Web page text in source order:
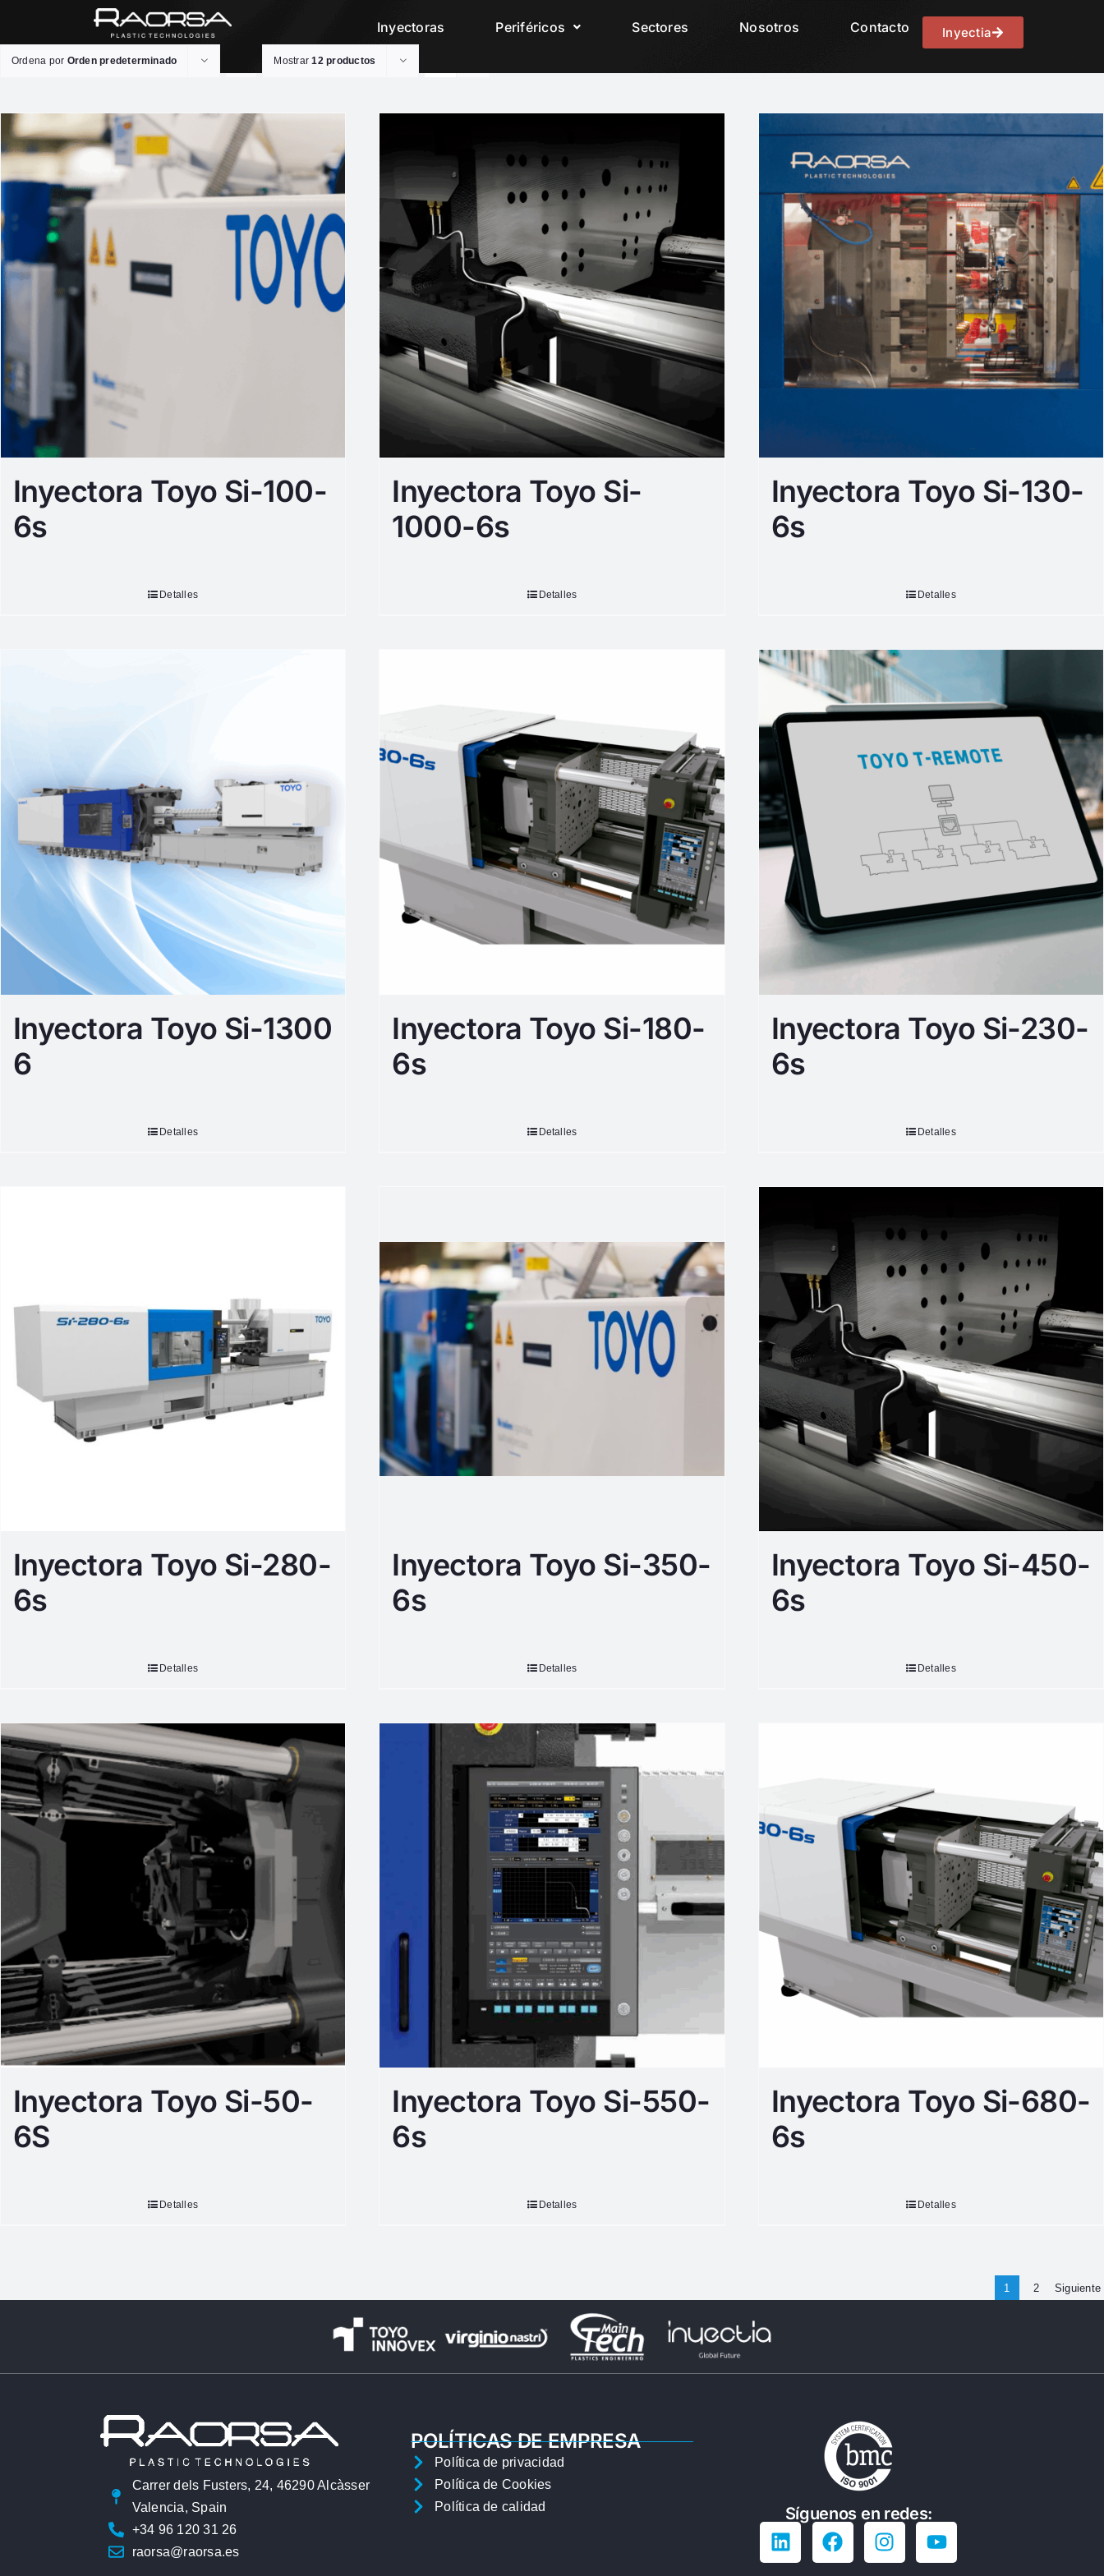
Inyectoras Periféricos Sectores Nosotros Contacto Inyectia
Ordena por Orden predeterminado Mostrar12 productos
Inyectora Toyo Si-100-
6s
Detalles
Inyectora Toyo Si-
1000-6s
Detalles
Inyectora Toyo Si-130-
6s
Detalles
Inyectora Toyo Si-1300
6
Detalles
Inyectora Toyo Si-180-
6s
Detalles
Inyectora Toyo Si-230-
6s
Detalles
Inyectora Toyo Si-280-
6s
Detalles
Inyectora Toyo Si-350-
6s
Detalles
Inyectora Toyo Si-450-
6s
Detalles
Inyectora Toyo Si-50-
6S
Detalles
Inyectora Toyo Si-550-
6s
Detalles
Inyectora Toyo Si-680-
6s
Detalles
1 2 Siguiente
Carrer dels Fusters, 24, 46290 Alcàsser
Valencia, Spain
+34 96 120 31 26
raorsa@raorsa.es
POLÍTICAS DE EMPRESA
Política de privacidad
Política de Cookies
Política de calidad
Síguenos en redes: